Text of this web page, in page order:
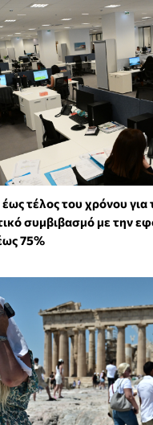
τέλος του χρόνου για
συμβιβασμό με την
75%